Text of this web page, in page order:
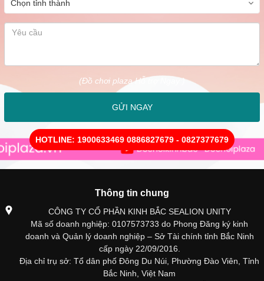
(Đồ chơi plaza Hỗ trợ Ngay )
GỬI NGAY
HOTLINE: 1900633469 0886827679 - 0827377679
Thông tin chung
CÔNG TY CỔ PHẦN KINH BẮC SEALION UNITY
Mã số doanh nghiệp: 0107573733 do Phong Đăng ký kinh
doanh và Quản lý doanh nghiệp – Sở Tài chính tỉnh Bắc Ninh
cấp ngày 22/09/2016.
Địa chỉ trụ sở: Tổ dân phố Đông Du Núi, Phường Đào Viên, Tỉnh
Bắc Ninh, Việt Nam